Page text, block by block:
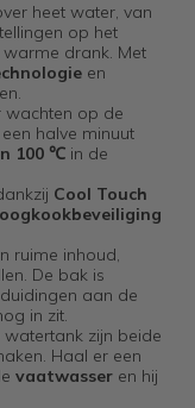
heet water, van
op het
drank. Met
en
wachten op de
halve minuut
100 ℃in de
Cool Touch
ruime inhoud,
De bak is
aan de
in zit.
zijn beide
Haal er een
vaatwasser en hij